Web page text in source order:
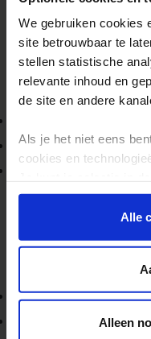
We gebruiken cookies
site betrouwbaar te
stellen statistische
relevante inhoud en
de site en andere
Als je het niet eens
cookies en
onder aan de pagina
toekomst wijzigen.Alle
Alleen
Benieuwd wie er
3 boekerszijn, wordt de
vertrekdatum. Je ziet
de gemiddelde leeftijd
heb
boeken op indeling
een gegarandeerde